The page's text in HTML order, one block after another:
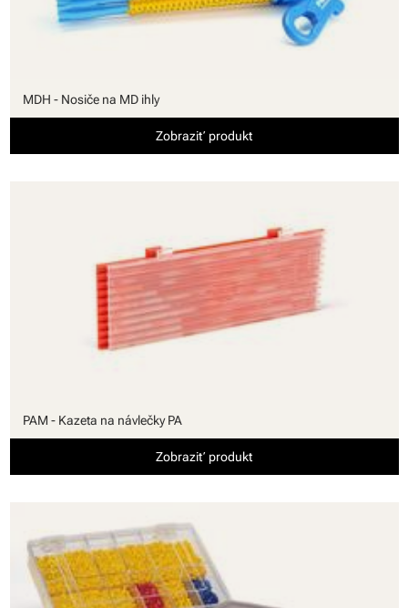
MDH - Nosiče na MD ihly
Zobraziť produkt
PAM - Kazeta na návlečky PA
Zobraziť produkt